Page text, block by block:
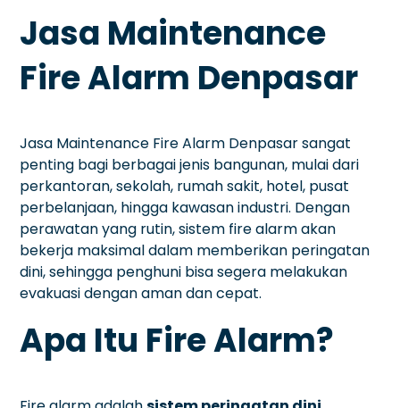
Jasa Maintenance
Fire Alarm Denpasar
Jasa Maintenance Fire Alarm Denpasar sangat
penting bagi berbagai jenis bangunan, mulai dari
perkantoran, sekolah, rumah sakit, hotel, pusat
perbelanjaan, hingga kawasan industri. Dengan
perawatan yang rutin, sistem fire alarm akan
bekerja maksimal dalam memberikan peringatan
dini, sehingga penghuni bisa segera melakukan
evakuasi dengan aman dan cepat.
Apa Itu Fire Alarm?